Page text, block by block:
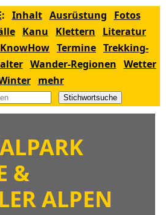
: Inhalt Ausrüstung
Fotos
Kanu Klettern
Literatur
Termine Trekking-
Wander-Regionen Wetter
mehr
Stichwortsuche
&
ALPEN